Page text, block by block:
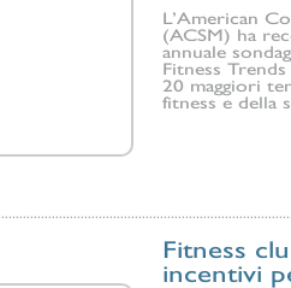
L’American
(ACSM) ha
annuale
Fitness
20 maggiori
fitness e della
Fitness
incentivi